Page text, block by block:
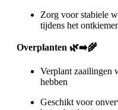
Zorg voor stabiele
tijdens het
Overplanten 🌿➡️🌾
Verplant zaailingen
hebben
Geschikt voor